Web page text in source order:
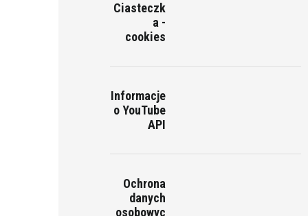
Ciasteczk
a -
cookies
Informacje
o YouTube
API
Ochrona
danych
osobowyc